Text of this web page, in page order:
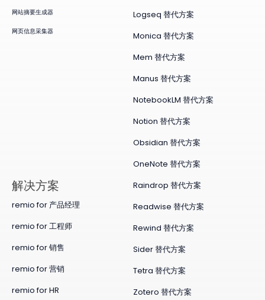
网站摘要生成器
网页信息采集器
Logseq 替代方案
Monica 替代方案
Mem 替代方案
Manus 替代方案
NotebookLM 替代方案
Notion 替代方案
Obsidian 替代方案
OneNote 替代方案
Raindrop 替代方案
Readwise 替代方案
Rewind 替代方案
Sider 替代方案
Tetra 替代方案
Zotero 替代方案
​解决方案
remio for 产品经理
remio for 工程师
remio for 销售
remio for 营销
remio for HR